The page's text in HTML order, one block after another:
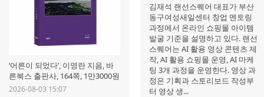
김재석 랜선스퀘어 대표가 부산
동구여성새일센터 창업 멘토링
과정에서 온라인 쇼핑몰 아이템
발굴 기준을 설명하고 있다. 랜선
스퀘어는 AI 활용 영상 콘텐츠 제
작, AI 활용 쇼핑몰 운영, AI 마케
팅 3개 과정을 운영한다. 영상 과
정은 기획과 스토리보드 작성부
터 영상 생...
‘어른이 되었다’, 이영란 지음, 바
른북스 출판사, 164쪽, 1만3000원
2026-08-03 15:07